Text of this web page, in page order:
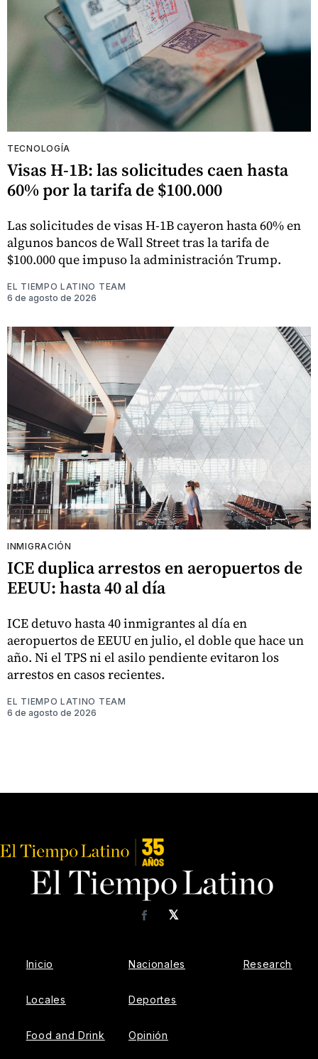
TECNOLOGÍA
Visas H-1B: las solicitudes caen hasta
60% por la tarifa de $100.000
Las solicitudes de visas H-1B cayeron hasta 60% en
algunos bancos de Wall Street tras la tarifa de
$100.000 que impuso la administración Trump.
EL TIEMPO LATINO TEAM
6 de agosto de 2026
INMIGRACIÓN
ICE duplica arrestos en aeropuertos de
EEUU: hasta 40 al día
ICE detuvo hasta 40 inmigrantes al día en
aeropuertos de EEUU en julio, el doble que hace un
año. Ni el TPS ni el asilo pendiente evitaron los
arrestos en casos recientes.
EL TIEMPO LATINO TEAM
6 de agosto de 2026
𝕏
Facebook
Inicio
Locales
Food and Drink
Nacionales
Deportes
Opinión
Research